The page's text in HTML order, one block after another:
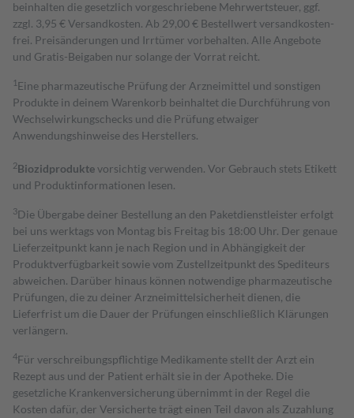
beinhalten die gesetzlich vorgeschriebene Mehrwertsteuer, ggf.
zzgl. 3,95 € Versandkosten. Ab 29,00 € Bestell­wert versand­kosten­
frei. Preisänderungen und Irrtümer vorbehalten. Alle Angebote
und Gratis-Beigaben nur solange der Vorrat reicht.
1 Eine pharmazeutische Prüfung der Arzneimittel und sonstigen
Produkte in deinem Warenkorb beinhaltet die Durchführung von
Wechselwirkungschecks und die Prüfung etwaiger
Anwendungshinweise des Herstellers.
2Biozidproduktevorsichtig verwenden. Vor Gebrauch stets Etikett
und Produktinformationen lesen.
3Die Übergabe deiner Bestellung an den Paketdienstleister erfolgt
bei uns werktags von Montag bis Freitag bis 18:00 Uhr. Der genaue
Lieferzeitpunkt kann je nach Region und in Abhängigkeit der
Produktverfügbarkeit sowie vom Zustellzeitpunkt des Spediteurs
abweichen. Darüber hinaus können notwendige pharmazeutische
Prüfungen, die zu deiner Arzneimittelsicherheit dienen, die
Lieferfrist um die Dauer der Prüfungen einschließlich Klärungen
verlängern.
4Für verschreibungspflichtige Medikamente stellt der Arzt ein
Rezept aus und der Patient erhält sie in der Apotheke. Die
gesetzliche Krankenversicherung übernimmt in der Regel die
Kosten dafür, der Versicherte trägt einen Teil davon als Zuzahlung